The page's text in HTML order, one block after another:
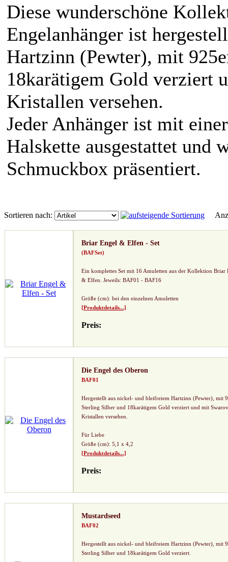
Diese wunderschöne
Engelanhänger ist
Hartzinn (Pewter), mit
18karätigem Gold verziert
Kristallen versehen.
Jeder Anhänger ist mit
Halskette ausgestattet und
Schmuckbox präsentiert.
Sortieren nach:
Briar Engel & Elfen - Set
(BAFSet)
Ein komplettes Set mit 16 Amuletten aus der Kollektion Briar
& Elfen. Jeweils: BAF01 - BAF16
Größe (cm): bei den einzelnen Amuletten
[Produktdetails...]
Preis:
Die Engel des Oberon
BAF01
Hergestellt aus nickel- und bleifreiem Hartzinn (Pewter), mit
Sterling Silber und 18karätigem Gold verziert und mit
Kristallen versehen.
Für Liebe
Größe (cm): 5,1 x 4,2
[Produktdetails...]
Preis:
Mustardseed
BAF02
Hergestellt aus nickel- und bleifreiem Hartzinn (Pewter), mit
Sterling Silber und 18karätigem Gold verziert.